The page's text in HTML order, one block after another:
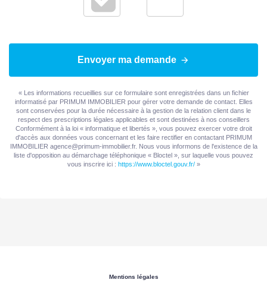
Envoyer ma demande
« Les informations recueillies sur ce formulaire sont enregistrées dans un fichier
informatisé par PRIMUM IMMOBILIER pour gérer votre demande de contact. Elles
sont conservées pour la durée nécessaire à la gestion de la relation client dans le
respect des prescriptions légales applicables et sont destinées à nos conseillers
Conformément à la loi « informatique et libertés », vous pouvez exercer votre droit
d'accès aux données vous concernant et les faire rectifier en contactant PRIMUM
IMMOBILIER agence@primum-immobilier.fr. Nous vous informons de l'existence de la
liste d'opposition au démarchage téléphonique « Bloctel », sur laquelle vous pouvez
vous inscrire ici : https://www.bloctel.gouv.fr/»
Mentions légales